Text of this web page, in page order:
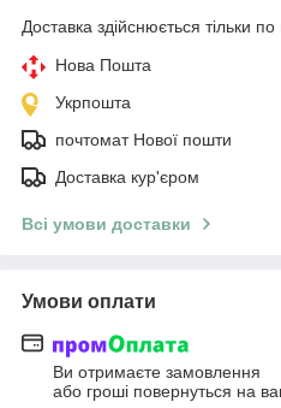
Доставка здійснюється тільки по
Нова Пошта
Укрпошта
почтомат Нової пошти
Доставка кур'єром
Всі умови доставки
Умови оплати
Ви отримаєте замовлення
або гроші повернуться на